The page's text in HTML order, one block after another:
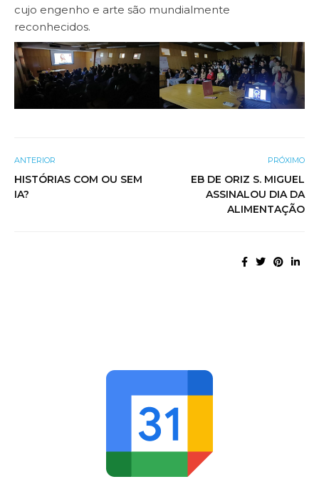
cujo engenho e arte são mundialmente
reconhecidos.
ANTERIOR
HISTÓRIAS COM OU SEM
IA?
PRÓXIMO
EB DE ORIZ S. MIGUEL
ASSINALOU DIA DA
ALIMENTAÇÃO